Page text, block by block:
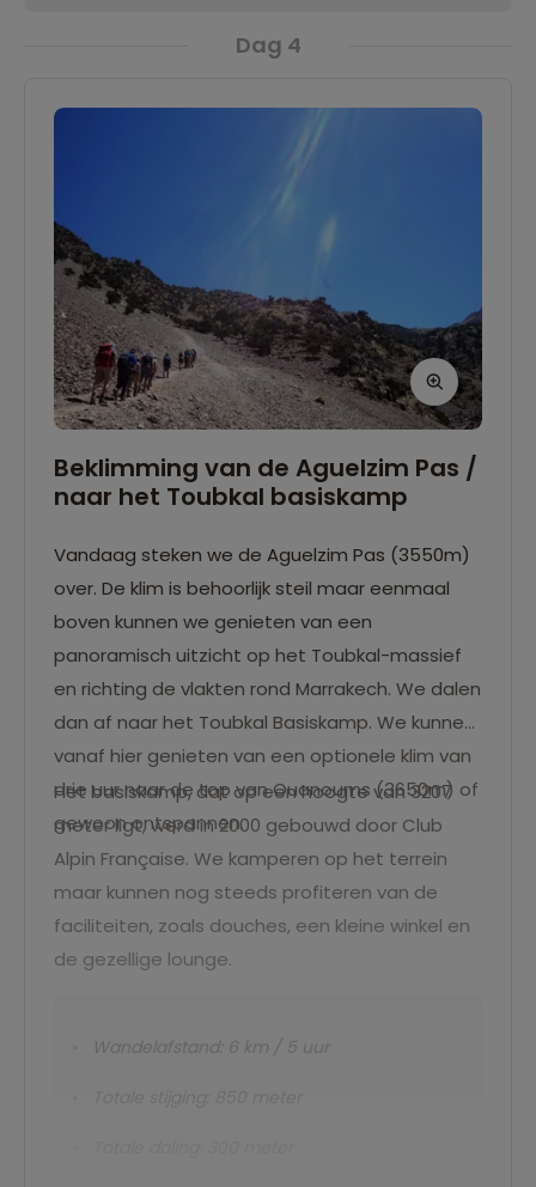
Dag 4
Beklimming van de Aguelzim Pas /
naar het Toubkal basiskamp
Vandaag steken we de Aguelzim Pas (3550m)
over. De klim is behoorlijk steil maar eenmaal
boven kunnen we genieten van een
panoramisch uitzicht op het Toubkal-massief
en richting de vlakten rond Marrakech. We dalen
dan af naar het Toubkal Basiskamp. We kunnen
vanaf hier genieten van een optionele klim van
drie uur naar de top van Ouanoums (3650m) of
gewoon ontspannen.
Het basiskamp, dat op een hoogte van 3207
meter ligt, werd in 2000 gebouwd door Club
Alpin Française. We kamperen op het terrein
maar kunnen nog steeds profiteren van de
faciliteiten, zoals douches, een kleine winkel en
de gezellige lounge.
Wandelafstand: 6 km / 5 uur